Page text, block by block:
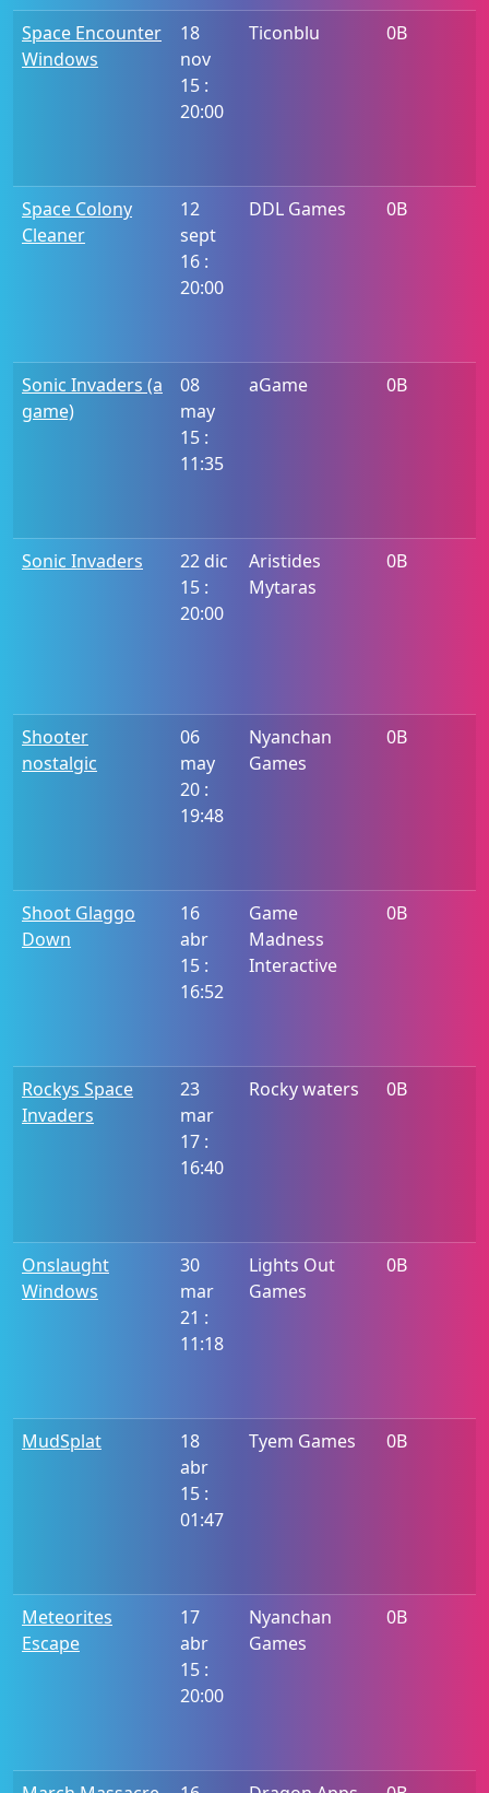
Space Encounter
Windows
18
nov
15 :
20:00
Ticonblu 0B
Space Colony
Cleaner
12
sept
16 :
20:00
DDL Games 0B
Sonic Invaders (a
game)
08
may
15 :
11:35
aGame 0B
Sonic Invaders
22 dic
15 :
20:00
Aristides
Mytaras
0B
Shooter
nostalgic
06
may
20 :
19:48
Nyanchan
Games
0B
Shoot Glaggo
Down
16
abr
15 :
16:52
Game
Madness
Interactive
0B
Rockys Space
Invaders
23
mar
17 :
16:40
Rocky waters 0B
Onslaught
Windows
30
mar
21 :
11:18
Lights Out
Games
0B
MudSplat
18
abr
15 :
01:47
Tyem Games 0B
Meteorites
Escape
17
abr
15 :
20:00
Nyanchan
Games
0B